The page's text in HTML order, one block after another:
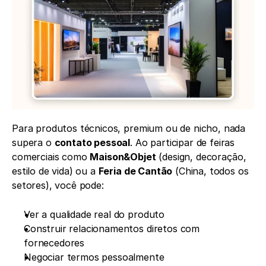
Para produtos técnicos, premium ou de nicho, nada
supera o contato pessoal. Ao participar de feiras
comerciais como Maison&Objet (design, decoração,
estilo de vida) ou a Feria de Cantão (China, todos os
setores), você pode:
Ver a qualidade real do produto
Construir relacionamentos diretos com
fornecedores
Negociar termos pessoalmente